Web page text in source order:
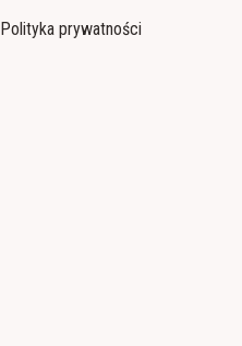
Polityka prywatności